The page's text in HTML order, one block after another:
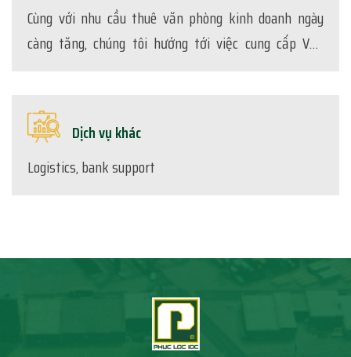
Cùng với nhu cầu thuê văn phòng kinh doanh ngày
càng tăng, chúng tôi hướng tới việc cung cấp Văn
Dịch vụ khác
Logistics, bank support